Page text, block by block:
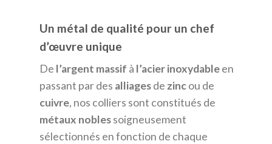
Un métal de qualité pour un chef
d’œuvre unique
De l’argent massif à l’acierinoxydableen
passant par des alliagesdezincou de
cuivre, nos colliers sont constitués de
métaux noblessoigneusement
sélectionnés en fonction de chaque